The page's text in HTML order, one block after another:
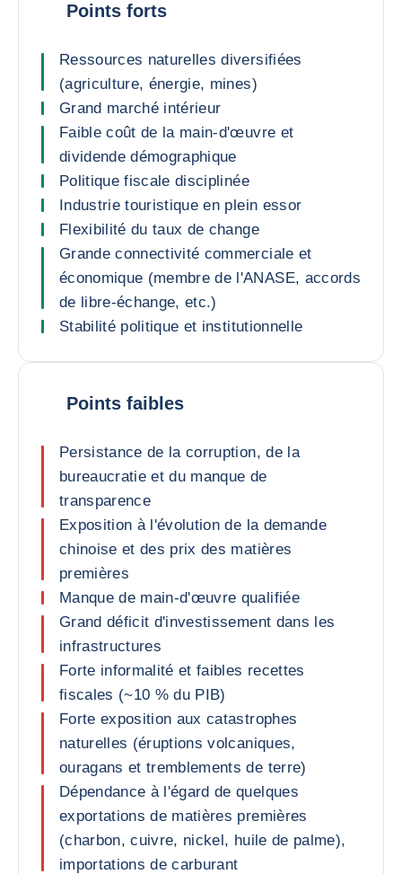
Points forts
Ressources naturelles diversifiées
(agriculture, énergie, mines)
Grand marché intérieur
Faible coût de la main-d'œuvre et
dividende démographique
Politique fiscale disciplinée
Industrie touristique en plein essor
Flexibilité du taux de change
Grande connectivité commerciale et
économique (membre de l'ANASE, accords
de libre-échange, etc.)
Stabilité politique et institutionnelle
Points faibles
Persistance de la corruption, de la
bureaucratie et du manque de
transparence
Exposition à l'évolution de la demande
chinoise et des prix des matières
premières
Manque de main-d'œuvre qualifiée
Grand déficit d'investissement dans les
infrastructures
Forte informalité et faibles recettes
fiscales (~10 % du PIB)
Forte exposition aux catastrophes
naturelles (éruptions volcaniques,
ouragans et tremblements de terre)
Dépendance à l'égard de quelques
exportations de matières premières
(charbon, cuivre, nickel, huile de palme),
importations de carburant